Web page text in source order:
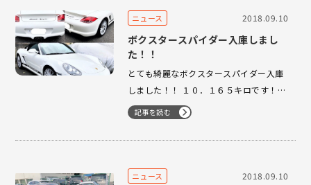
ニュース 2018.09.10
ボクスタースパイダー入庫しまし
た！！
とても綺麗なボクスタースパイダー入庫
しました！！ １０．１６５キロです！！
お探しの方は、是非、オートスポーツま
で！！ 近日UP致します。 03-3224-
1121 オートスポーツまで
記事を読む
ニュース 2018.09.10